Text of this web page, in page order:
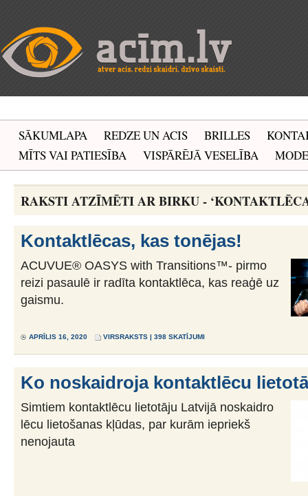
SĀKUMLAPA REDZE UN ACIS BRILLES
MĪTS VAI PATIESĪBA
VISPĀRĒJĀ VESELĪBA MODE
RAKSTI ATZĪMĒTI AR BIRKU -
Kontaktlēcas, kas tonējas!
ACUVUE® OASYS with Transitions™- pirmo
reizi pasaulē ir radīta kontaktlēca, kas reaģē uz
gaismu.
APRĪLIS 16, 2020 VIRSRAKSTS | 398 SKATĪJUMI
Ko noskaidroja kontaktlēcu
Simtiem kontaktlēcu lietotāju Latvijā noskaidro
lēcu lietošanas kļūdas, par kurām iepriekš
nenojauta